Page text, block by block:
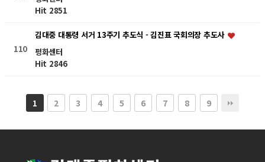
Hit 2851
110
김대중 대통령 서거 13주기 추도식 - 김진표 국회의장 추도사
평화센터
Hit 2846
1 2 3 4 5 6 7 8 9